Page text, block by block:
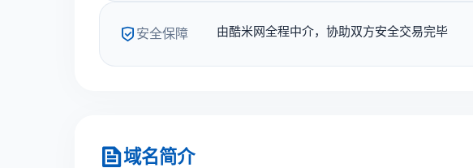
安全保障 由酷米网全程中介，协助双方安全交易完毕
域名简介